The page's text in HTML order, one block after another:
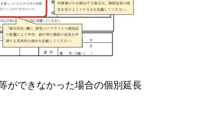
ができなかった場合の個別延長